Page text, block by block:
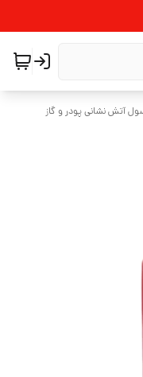
آتش نشانی پودر و گاز